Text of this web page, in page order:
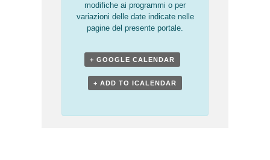
modifiche ai programmi o per
variazioni delle date indicate nelle
pagine del presente portale.
+ GOOGLE CALENDAR
+ ADD TO ICALENDAR